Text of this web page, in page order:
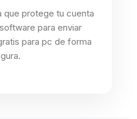
que protege tu cuenta
para enviar
para pc de forma